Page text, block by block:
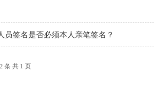
员签名是否必须本人亲笔签名？
条 共 1 页